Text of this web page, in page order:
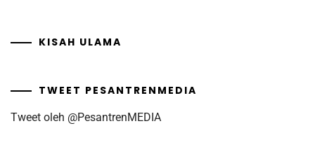
KISAH ULAMA
TWEET PESANTRENMEDIA
Tweet oleh @PesantrenMEDIA